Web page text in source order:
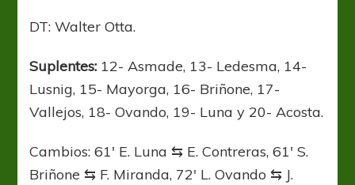
DT: Walter Otta.
Suplentes: 12- Asmade, 13- Ledesma, 14-
Lusnig, 15- Mayorga, 16- Briñone, 17-
Vallejos, 18- Ovando, 19- Luna y 20- Acosta.
Cambios: 61′ E. Luna ⇆ E. Contreras, 61′ S.
Briñone ⇆ F. Miranda, 72′ L. Ovando ⇆ J.